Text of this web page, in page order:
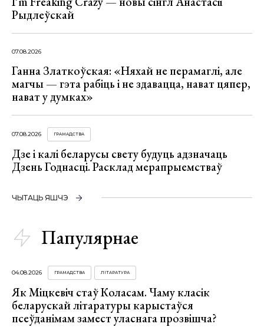
Рыдлеўскай
07.08.2026
Ганна Златкоўская: «Няхай не перамаглі, але
магчы — гэта рабіць і не здавацца, нават цяпер,
нават у думках»
07.08.2026 ГРАМАДСТВА
Дзе і калі беларусы свету будуць адзначаць
Дзень Годнасці. Расклад мерапрыемстваў
ЧЫТАЦЬ ЯШЧЭ
Папулярнае
04.08.2026 ГРАМАДСТВА ЛІТАРАТУРА
Як Міцкевіч стаў Коласам. Чаму класік
беларускай літаратуры карыстаўся
псеўданімам замест уласнага прозвішча?